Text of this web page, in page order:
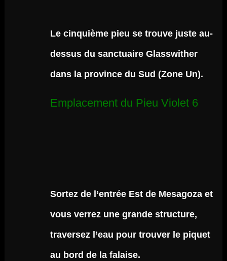
Le cinquième pieu se trouve juste au-
dessus du sanctuaire Glasswither
dans la province du Sud (Zone Un).
Emplacement du Pieu Violet 6
Sortez de l’entrée Est de Mesagoza et
vous verrez une grande structure,
traversez l’eau pour trouver le piquet
au bord de la falaise.